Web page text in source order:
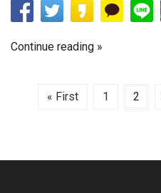
Continue reading
« First 1 2